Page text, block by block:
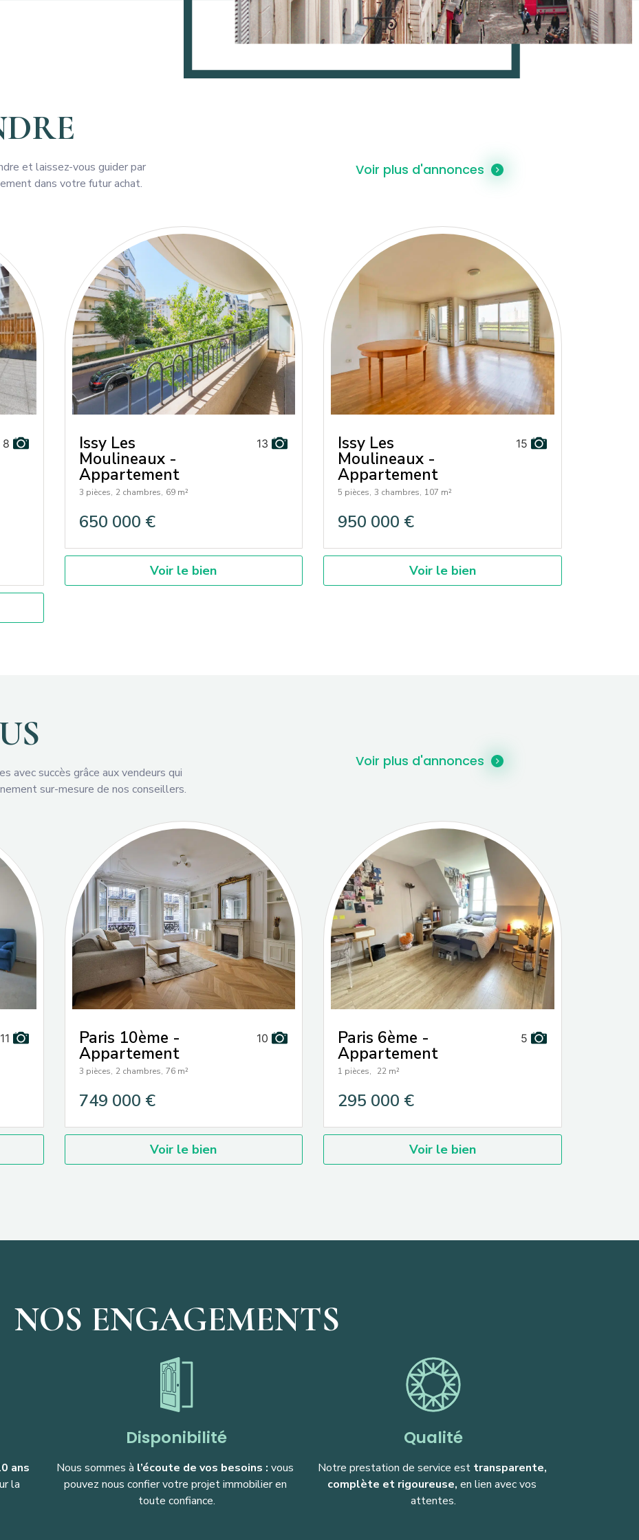
et laissez-vous guider par
dans votre futur achat.
Voir plus d'annonces
8 Issy Les
Moulineaux -
Appartement
3 pièces, 2 chambres, 69 m²
650 000 €
13
Voir le bien
Issy Les
Moulineaux -
Appartement
5 pièces, 3 chambres, 107 m²
950 000 €
15
Voir le bien
avec succès grâce aux vendeurs qui
sur-mesure de nos conseillers.
Voir plus d'annonces
11 Paris 10ème -
Appartement
3 pièces, 2 chambres, 76 m²
749 000 €
10
Voir le bien
Paris 6ème -
Appartement
1 pièces, 22 m²
295 000 €
5
Voir le bien
NOS ENGAGEMENTS
ans
la
Disponibilité
Nous sommes à l’écoute de vos besoins : vous
pouvez nous confier votre projet immobilier en
toute confiance.
Qualité
Notre prestation de service est transparente,
complète et rigoureuse, en lien avec vos
attentes.